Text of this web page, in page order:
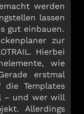
werden
lassen
gut einbauen.
zur
Hierbei
wie
erstmal
Templates
– und wer will
Allerdings